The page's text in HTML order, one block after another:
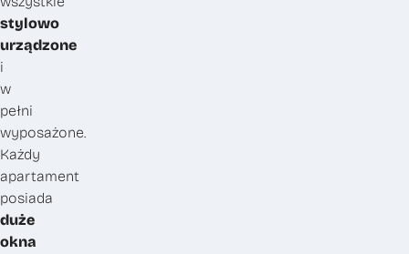
stylowo
urządzone
i
w
pełni
wyposażone.
Każdy
apartament
posiada
duże
okna